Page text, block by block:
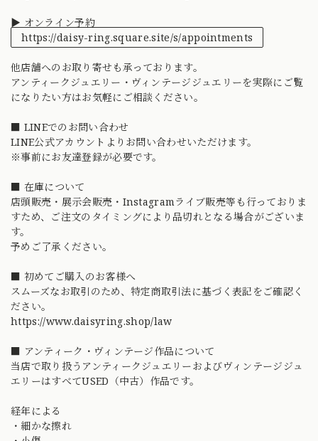
▶ オンライン予約
https://daisy-ring.square.site/s/appointments
他店舗へのお取り寄せも承っております。
アンティークジュエリー・ヴィンテージジュエリーを実際にご覧
になりたい方はお気軽にご相談ください。
■ LINEでのお問い合わせ
LINE公式アカウントよりお問い合わせいただけます。
※事前にお友達登録が必要です。
■ 在庫について
店頭販売・展示会販売・Instagramライブ販売等も行っておりま
すため、ご注文のタイミングにより品切れとなる場合がございま
す。
予めご了承ください。
■ 初めてご購入のお客様へ
スムーズなお取引のため、特定商取引法に基づく表記をご確認く
ださい。
https://www.daisyring.shop/law
■ アンティーク・ヴィンテージ作品について
当店で取り扱うアンティークジュエリーおよびヴィンテージジュ
エリーはすべてUSED（中古）作品です。
経年による
・細かな擦れ